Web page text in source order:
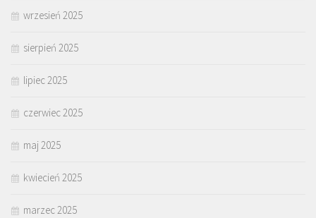
wrzesień 2025
sierpień 2025
lipiec 2025
czerwiec 2025
maj 2025
kwiecień 2025
marzec 2025